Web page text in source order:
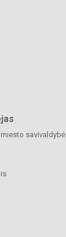
savivaldybė